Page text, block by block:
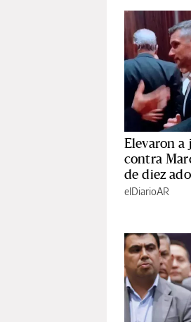
Elevaron
contra
de diez
elDiarioAR